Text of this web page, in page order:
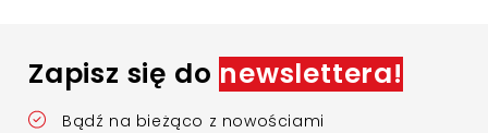
Zapisz się do newslettera!
Bądź na bieżąco z nowościami